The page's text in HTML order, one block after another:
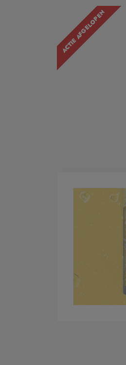
ACTIE AFGELOPEN